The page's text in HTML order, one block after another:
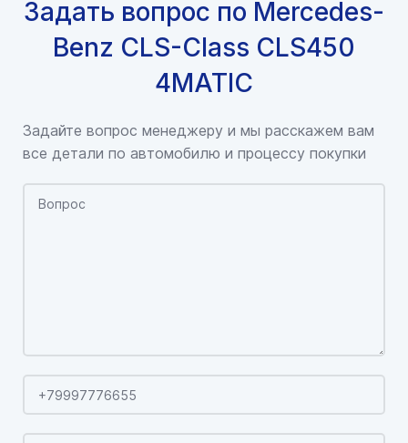
Задать вопрос по Mercedes-
Benz CLS-Class CLS450
4MATIC
Задайте вопрос менеджеру и мы расскажем вам
все детали по автомобилю и процессу покупки